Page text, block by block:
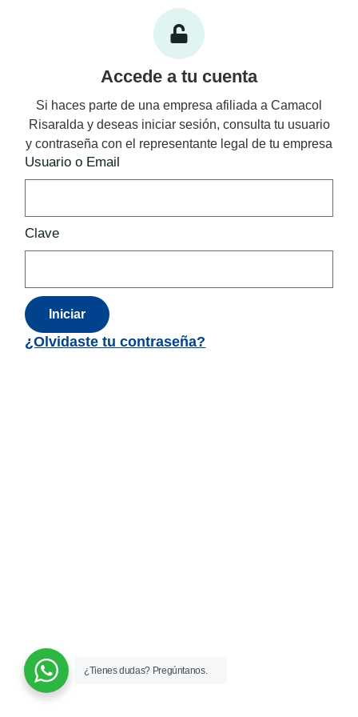
Accede a tu cuenta
Si haces parte de una empresa afiliada a Camacol
Risaralda y deseas iniciar sesión, consulta tu usuario
y contraseña con el representante legal de tu empresa
Usuario o Email
Clave
Iniciar
¿Olvidaste tu contraseña?
¿Tienes dudas? Pregúntanos.